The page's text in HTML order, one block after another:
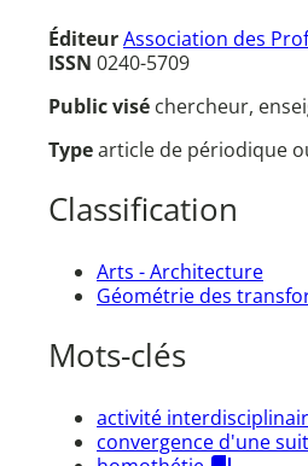
ÉditeurAssociation des
ISSN 0240-5709
Public visé chercheur,
Typearticle de périodique
Classification
Arts - Architecture
Géométrie des
Mots-clés
activité
convergence d'une